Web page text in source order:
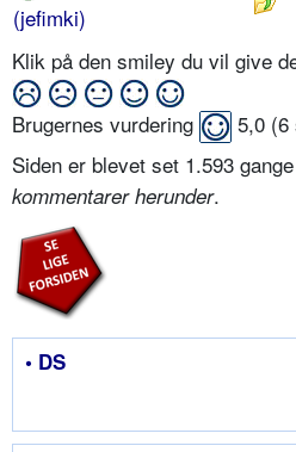
(jefimki)
Klik på den smiley du vil give
Brugernes vurdering 5,0 (6
Siden er blevet set 1.593
kommentarer herunder.
• DS